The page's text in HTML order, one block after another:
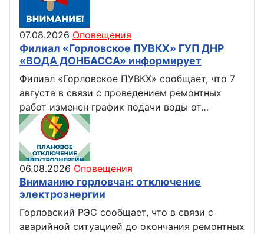
07.08.2026 Оповещения
Филиал «Горловское ПУВКХ» ГУП ДНР
«ВОДА ДОНБАССА» информирует
Филиал «Горловское ПУВКХ» сообщает, что 7
августа в связи с проведением ремонтных
работ изменен график подачи воды от…
06.08.2026 Оповещения
Вниманию горловчан: отключение
электроэнергии
Горловский РЭС сообщает, что в связи с
аварийной ситуацией до окончания ремонтных